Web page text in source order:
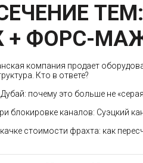
+ ФОРС-
компания продает
Кто в ответе?
почему это больше не
блокировке каналов: Суэцкий
стоимости фрахта: как